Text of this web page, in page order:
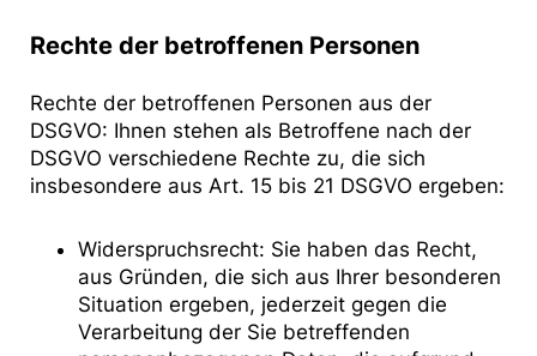
Rechte der betroffenen Personen
Rechte der betroffenen Personen aus der
DSGVO: Ihnen stehen als Betroffene nach der
DSGVO verschiedene Rechte zu, die sich
insbesondere aus Art. 15 bis 21 DSGVO ergeben:
Widerspruchsrecht: Sie haben das Recht,
aus Gründen, die sich aus Ihrer besonderen
Situation ergeben, jederzeit gegen die
Verarbeitung der Sie betreffenden